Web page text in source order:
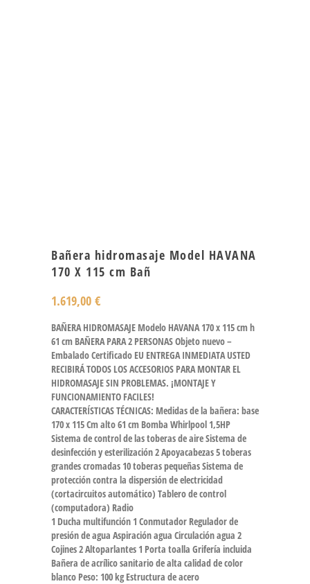
Bañera hidromasaje Model HAVANA
170 X 115 cm Bañ
1.619,00 €
BAÑERA HIDROMASAJE Modelo HAVANA 170 x 115 cm h
61 cm BAÑERA PARA 2 PERSONAS Objeto nuevo –
Embalado Certificado EU ENTREGA INMEDIATA USTED
RECIBIRÁ TODOS LOS ACCESORIOS PARA MONTAR EL
HIDROMASAJE SIN PROBLEMAS. ¡MONTAJE Y
FUNCIONAMIENTO FACILES!
CARACTERÍSTICAS TÉCNICAS: Medidas de la bañera: base
170 x 115 Cm alto 61 cm Bomba Whirlpool 1,5HP
Sistema de control de las toberas de aire Sistema de
desinfección y esterilización 2 Apoyacabezas 5 toberas
grandes cromadas 10 toberas pequeñas Sistema de
protección contra la dispersión de electricidad
(cortacircuitos automático) Tablero de control
(computadora) Radio
1 Ducha multifunción 1 Conmutador Regulador de
presión de agua Aspiración agua Circulación agua 2
Cojines 2 Altoparlantes 1 Porta toalla Grifería incluida
Bañera de acrílico sanitario de alta calidad de color
blanco Peso: 100 kg Estructura de acero